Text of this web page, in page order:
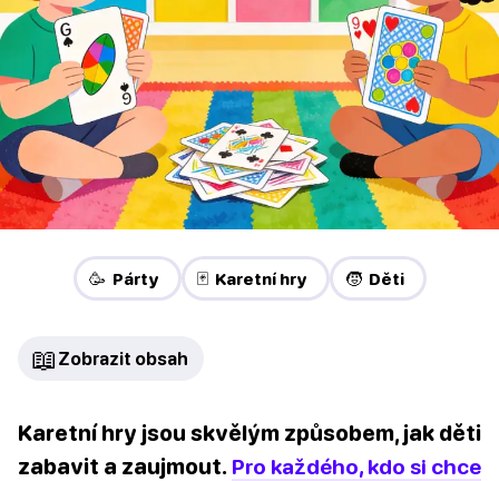
🥳 Párty 🃏 Karetní hry 🧒 Děti
📖 Zobrazit obsah
Karetní hry jsou skvělým způsobem, jak děti
zabavit a zaujmout. Pro každého, kdo si chce